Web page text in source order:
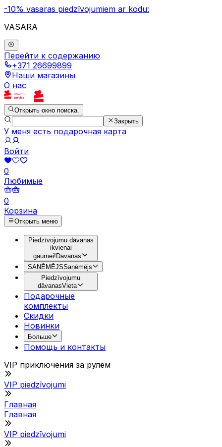
-10% vasaras piedzīvojumiem ar kodu:
VASARA
Перейти к содержанию
+371 26699899
Наши магазины
О нас
Открыть окно поиска.
Закрыть
У меня есть подарочная карта
Войти
0
Любимые
0
Корзина
Открыть меню
Piedzīvojumu dāvanas
ikvienai
gaumei!Dāvanas
SAŅĒMĒJSSaņēmējs
Piedzīvojumu
dāvanasVieta
Подарочные
комплекты
Скидки
Новинки
Больше
Помощь и контакты
VIP приключения за рулём
VIP piedzīvojumi
Главная
Главная
VIP piedzīvojumi